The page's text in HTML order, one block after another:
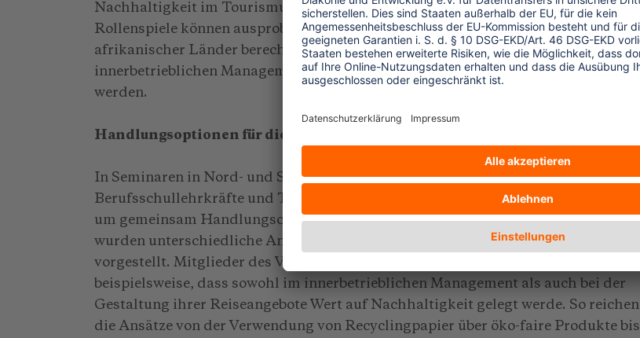
Nachhaltigkeit im Tourismus. Sie gibt Anregungen für die Aus- und Fortbildung.
Rollenspiele können ausprobiert, Wertschöpfungsketten am Beispiel
afrikanischer Länder berechnet und ausgewertet, Maßnahmen im Bereich des
innerbetrieblichen Managements erarbeitet sowie Reiseberichte analysiert
werden.
Handlungsoptionen für die Berufspraxis
In Seminaren in Nord- und Süddeutschland wurden Fach- und
Berufsschullehrkräfte und Touristiker in einen Austausch miteinander gebracht,
um gemeinsam Handlungsoptionen für die Berufspraxis zu entwickeln. Es
wurden unterschiedliche Ansätze zur Umsetzung eines nachhaltigen Tourismus
vorgestellt. Mitglieder des Verbandes "Forum anders reisen" berichteten
beispielsweise, dass sowohl im innerbetrieblichen Management als auch bei der
Gestaltung ihrer Reiseangebote Wert auf Nachhaltigkeit gelegt werde. So reichen
die Ansätze von der Verwendung von Recyclingpapier über öko-faire Produkte bis